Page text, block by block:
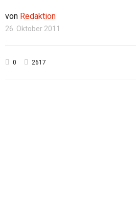
von Redaktion
26. Oktober 2011
0 2617